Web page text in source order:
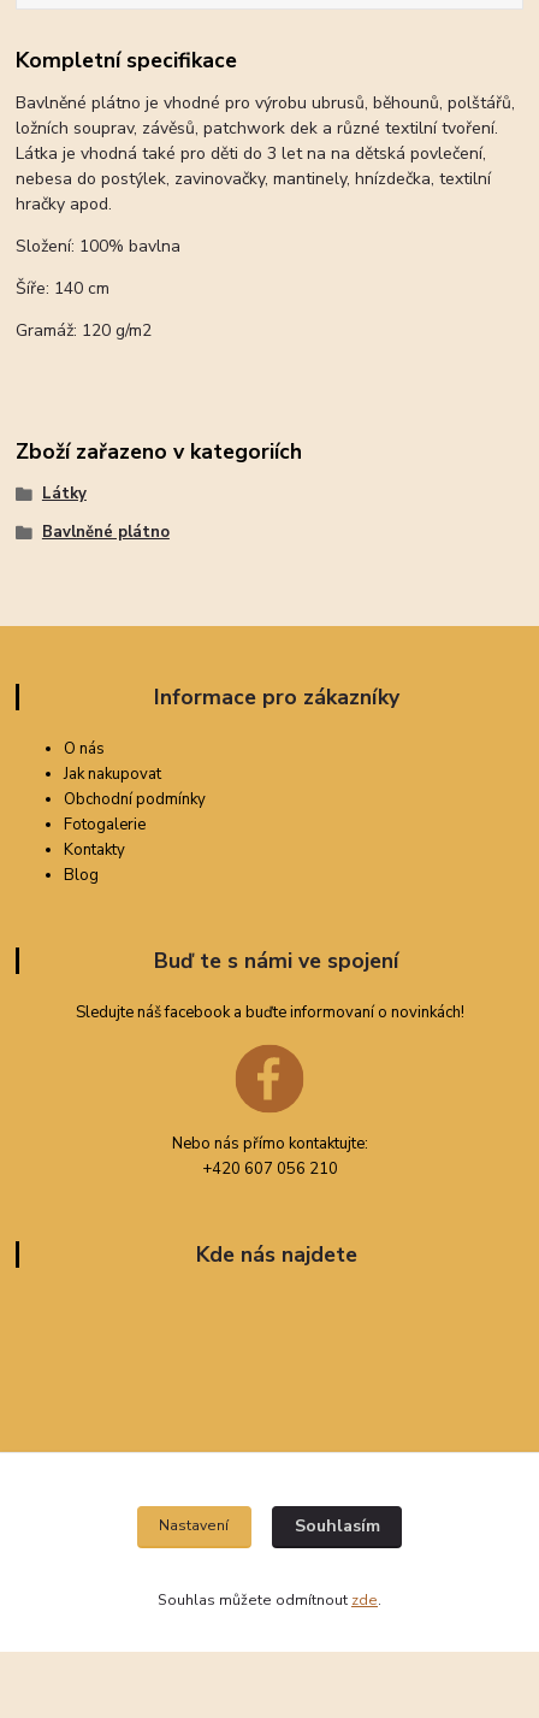
Kompletní specifikace
Bavlněné plátno je vhodné pro výrobu ubrusů, běhounů, polštářů,
ložních souprav, závěsů, patchwork dek a různé textilní tvoření.
Látka je vhodná také pro děti do 3 let na na dětská povlečení,
nebesa do postýlek, zavinovačky, mantinely, hnízdečka, textilní
hračky apod.
Složení: 100% bavlna
Šíře: 140 cm
Gramáž: 120 g/m2
Zboží zařazeno v kategoriích
Látky
Bavlněné plátno
Informace pro zákazníky
O nás
Jak nakupovat
Obchodní podmínky
Fotogalerie
Kontakty
Blog
Buď te s námi ve spojení
Sledujte náš facebook a buďte informovaní o novinkách!
Nebo nás přímo kontaktujte:
+420 607 056 210
Kde nás najdete
Nastavení Souhlasím
Souhlas můžete odmítnout zde.